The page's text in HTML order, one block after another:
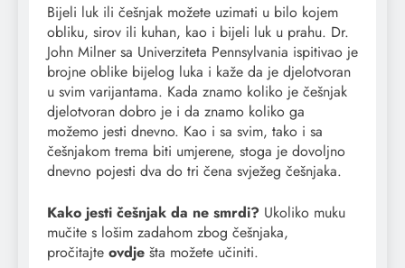
Bijeli luk ili češnjak možete uzimati u bilo kojem
obliku, sirov ili kuhan, kao i bijeli luk u prahu. Dr.
John Milner sa Univerziteta Pennsylvania ispitivao je
brojne oblike bijelog luka i kaže da je djelotvoran
u svim varijantama. Kada znamo koliko je češnjak
djelotvoran dobro je i da znamo koliko ga
možemo jesti dnevno. Kao i sa svim, tako i sa
češnjakom trema biti umjerene, stoga je dovoljno
dnevno pojesti dva do tri čena svježeg češnjaka.
Kako jesti češnjak da ne smrdi? Ukoliko muku
mučite s lošim zadahom zbog češnjaka,
pročitajte ovdje šta možete učiniti.